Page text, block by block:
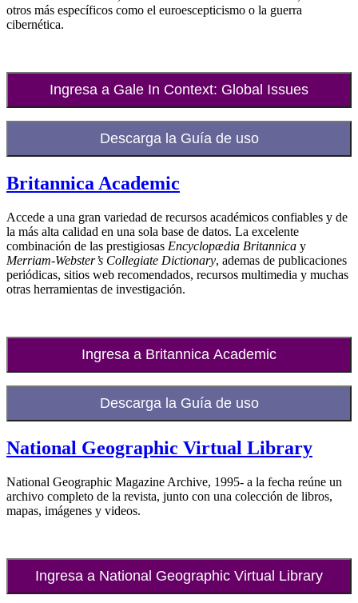
otros más específicos como el euroescepticismo o la guerra
cibernética.
Ingresa a Gale In Context: Global Issues
Descarga la Guía de uso
Britannica Academic
Accede a una gran variedad de recursos académicos confiables y de
la más alta calidad en una sola base de datos. La excelente
combinación de las prestigiosas Encyclopædia Britannica y
Merriam-Webster’s Collegiate Dictionary, ademas de publicaciones
periódicas, sitios web recomendados, recursos multimedia y muchas
otras herramientas de investigación.
Ingresa a Britannica Academic
Descarga la Guía de uso
National Geographic Virtual Library
National Geographic Magazine Archive, 1995- a la fecha reúne un
archivo completo de la revista, junto con una colección de libros,
mapas, imágenes y videos.
Ingresa a National Geographic Virtual Library